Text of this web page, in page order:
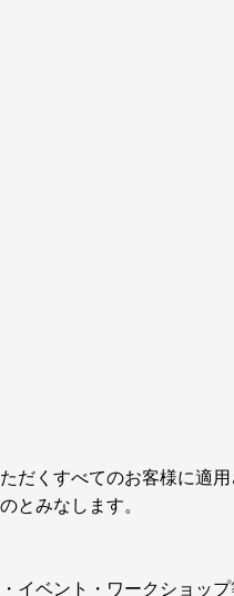
だくすべてのお客様に適用
とみなします。
イベント・ワークショッ